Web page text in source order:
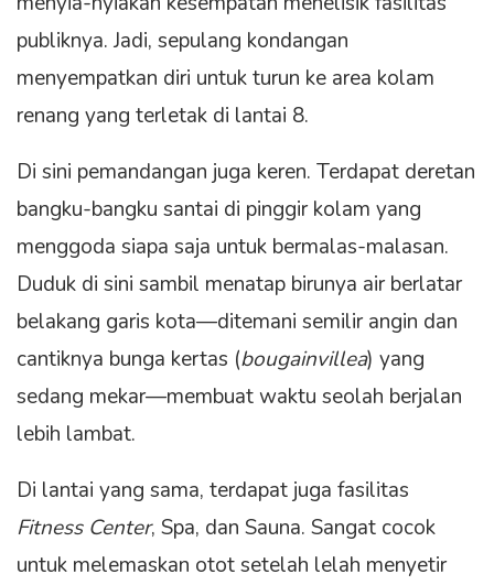
publiknya. Jadi, sepulang kondangan
menyempatkan diri untuk turun ke area kolam
renang yang terletak di lantai 8.
Di sini pemandangan juga keren. Terdapat deretan
bangku-bangku santai di pinggir kolam yang
menggoda siapa saja untuk bermalas-malasan.
Duduk di sini sambil menatap birunya air berlatar
belakang garis kota—ditemani semilir angin dan
cantiknya bunga kertas (bougainvillea) yang
sedang mekar—membuat waktu seolah berjalan
lebih lambat.
Di lantai yang sama, terdapat juga fasilitas
Fitness Center, Spa, dan Sauna. Sangat cocok
untuk melemaskan otot setelah lelah menyetir